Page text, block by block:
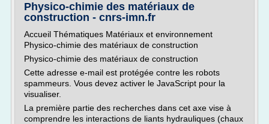
Physico-chimie des matériaux de
construction - cnrs-imn.fr
Accueil Thématiques Matériaux et environnement
Physico-chimie des matériaux de construction
Physico-chimie des matériaux de construction
Cette adresse e-mail est protégée contre les robots
spammeurs. Vous devez activer le JavaScript pour la
visualiser.
La première partie des recherches dans cet axe vise à
comprendre les interactions de liants hydrauliques (chaux